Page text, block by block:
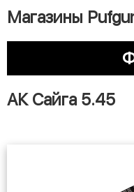
Магазины
АК Сайга 5.45